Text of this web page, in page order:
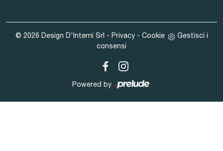
© 2026 Design D'Interni Srl - Privacy- Cookie
Gestisci i
consensi
Powered by